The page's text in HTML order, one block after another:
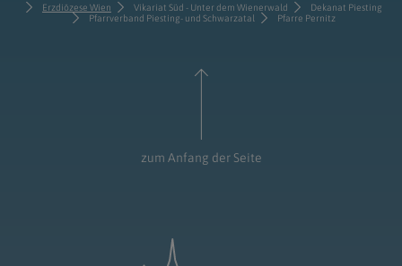
Erzdiözese Wien Vikariat Süd - Unter dem Wienerwald
Dekanat Piesting
Pfarrverband Piesting- und Schwarzatal
Pfarre Pernitz
zum Anfang der Seite